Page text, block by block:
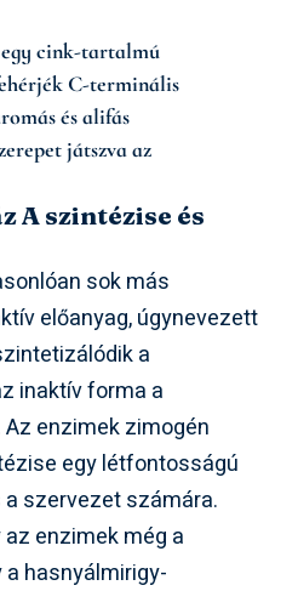
cink-tartalmú
C-terminális
és alifás
játszva az
A szintézise és
sok más
előanyag, úgynevezett
a
inaktív forma a
Az enzimek zimogén
egy létfontosságú
szervezet számára.
enzimek még a
hasnyálmirigy-